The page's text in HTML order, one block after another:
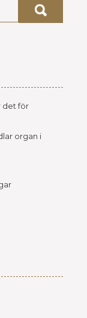
det för
organ i